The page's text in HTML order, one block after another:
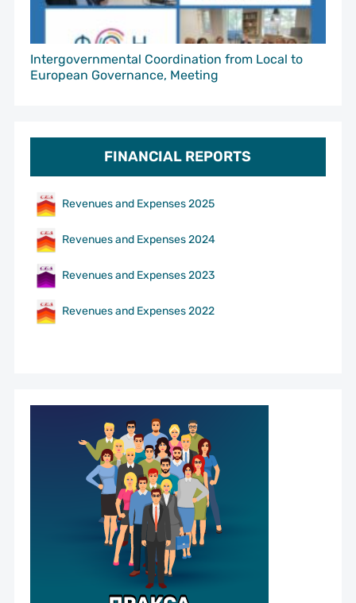
Intergovernmental Coordination from Local to
European Governance, Meeting
FINANCIAL REPORTS
Revenues and Expenses 2025
Revenues and Expenses 2024
Revenues and Expenses 2023
Revenues and Expenses 2022